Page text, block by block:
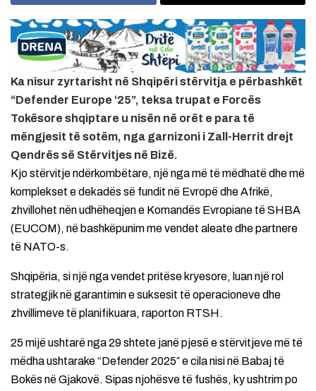
Ka nisur zyrtarisht në Shqipëri stërvitja e përbashkët
“Defender Europe ‘25”, teksa trupat e Forcës
Tokësore shqiptare u nisën në orët e para të
mëngjesit të sotëm, nga garnizoni i Zall-Herrit drejt
Qendrës së Stërvitjes në Bizë.
Kjo stërvitje ndërkombëtare, një nga më të mëdhatë dhe më
komplekset e dekadës së fundit në Evropë dhe Afrikë,
zhvillohet nën udhëheqjen e Komandës Evropiane të SHBA
(EUCOM), në bashkëpunim me vendet aleate dhe partnere
të NATO-s.
Shqipëria, si një nga vendet pritëse kryesore, luan një rol
strategjik në garantimin e suksesit të operacioneve dhe
zhvillimeve të planifikuara, raporton RTSH.
25 mijë ushtarë nga 29 shtete janë pjesë e stërvitjeve më të
mëdha ushtarake “Defender 2025″ e cila nisi në Babaj të
Bokës në Gjakovë. Sipas njohësve të fushës, ky ushtrim po